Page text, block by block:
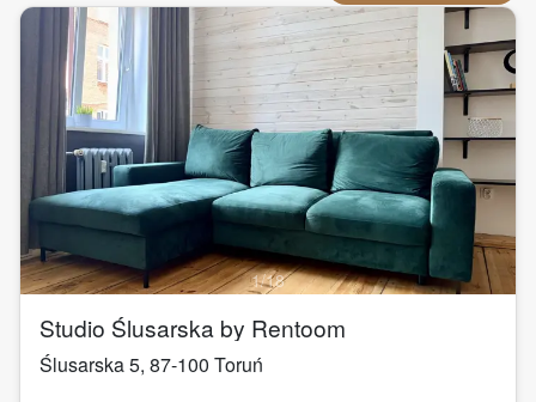
1/18
Studio Ślusarska by Rentoom
Ślusarska 5, 87-100 Toruń